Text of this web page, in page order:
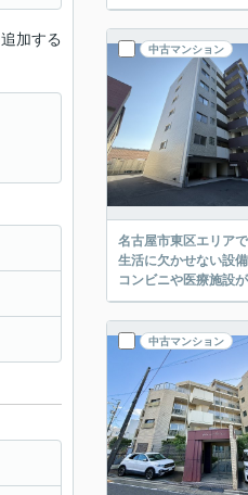
中古マンション
名古屋市東区エリア
生活に欠かせない設
コンビニや医療施設
中古マンション
追加する